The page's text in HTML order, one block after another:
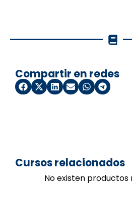
Compartir en redes
Cursos relacionados
No existen productos